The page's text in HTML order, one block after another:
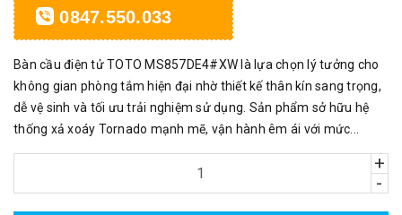
0847.550.033
Bàn cầu điện tử TOTO MS857DE4#XW là lựa chọn lý tưởng cho
không gian phòng tắm hiện đại nhờ thiết kế thân kín sang trọng,
dễ vệ sinh và tối ưu trải nghiệm sử dụng. Sản phẩm sở hữu hệ
thống xả xoáy Tornado mạnh mẽ, vận hành êm ái với mức...
+
-